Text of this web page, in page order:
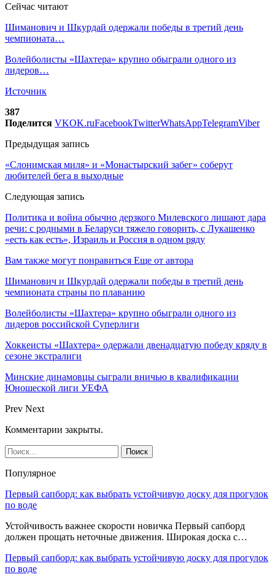
Сейчас читают
Шиманович и Шкурдай одержали победы в третий день
чемпионата…
Волейболисты «Шахтера» крупно обыграли одного из
лидеров…
Источник
387
Поделится VKOK.ruFacebookTwitterWhatsAppTelegramViber
Предыдущая запись
«Слонимская миля» и «Монастырский забег» соберут
любителей бега в выходные
Следующая запись
Политика и война обычно дерзкого Милевского лишают дара
речи: с родными в Беларуси тяжело говорить, с Лукашенко
«есть как есть», Израиль и Россия в одном ряду
Вам также могут понравиться Еще от автора
Шиманович и Шкурдай одержали победы в третий день
чемпионата страны по плаванию
Волейболисты «Шахтера» крупно обыграли одного из
лидеров российской Суперлиги
Хоккеисты «Шахтера» одержали двенадцатую победу кряду в
сезоне экстралиги
Минские динамовцы сыграли вничью в квалификации
Юношеской лиги УЕФА
Prev Next
Комментарии закрыты.
Популярное
Первый сапборд: как выбрать устойчивую доску для прогулок
по воде
Устойчивость важнее скорости новичка Первый сапборд
должен прощать неточные движения. Широкая доска с…
Первый сапборд: как выбрать устойчивую доску для прогулок
по воде